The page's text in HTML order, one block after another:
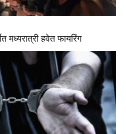
मध्यरात्री हवेत फायरिंग